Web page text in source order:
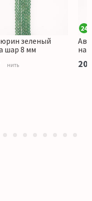
зеленый
шар 8 мм
нить
24